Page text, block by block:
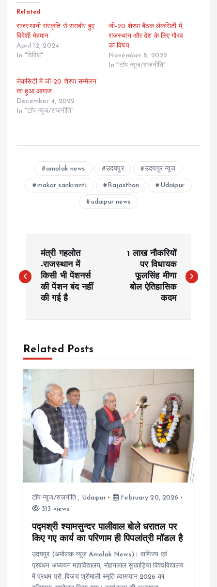
Related
राजस्थानी संस्कृति से सराबोर हुए
विदेशी मेहमान
April 12, 2024
In "विविध"
जी-20 शेरपा बैठक लेकसिटी में,
राजस्थान और देश के लिए गौरव
का विषय
November 8, 2022
In "टॉप न्यूज/राजनीति"
लेकसिटी में जी-20 शेरपा सम्मेलन
का हुआ आगाज
December 4, 2022
In "टॉप न्यूज/राजनीति"
amolak news उदयपुर उदयपुर न्यूज
makar sankranti Rajasthan Udaipur
udaipur news
o
n
a
v
g
t
मंत्री गहलोत
-राजस्थान में
किसी भी पेंशनर्स
की पेंशन बंद नहीं
की गई है
1 लाख नौकरियों
पर विधायक
फूलसिंह मीणा
बोल ऐतिहासिक
कदम
Related Posts
टॉप न्यूज/राजनीति , Udaipur
February 20, 2026
313 views
पद्मश्री श्यामसुन्दर पालीवाल बोले धरातल पर
किए गए कार्य का परिणाम ही पिपलांत्री मॉडल है
उदयपुर (अमोलक न्यूज Amolak News)। वाणिज्य एवं
प्रबंधन अध्ययन महाविद्यालय, मोहनलाल सुखाड़िया विश्वविद्यालय
में प्रथम प्रो. विजय श्रीमाली स्मृति व्याख्यान 2026 का